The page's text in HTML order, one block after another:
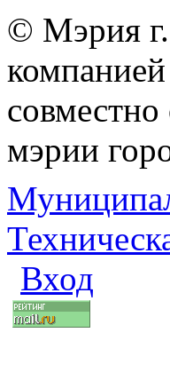
© Мэрия г.
компанией
мэрии
Вход